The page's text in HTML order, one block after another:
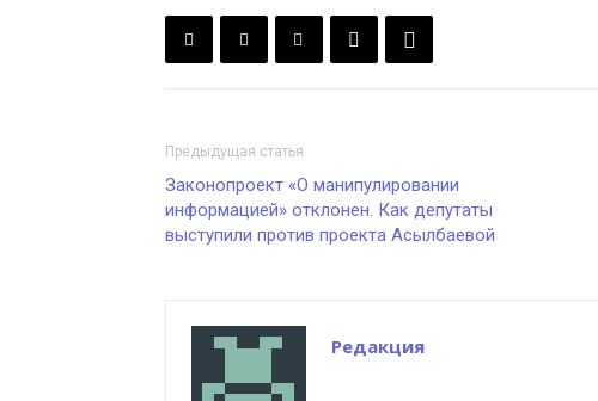
Предыдущая статья
Законопроект «О манипулировании
информацией» отклонен. Как депутаты
выступили против проекта Асылбаевой
Редакция